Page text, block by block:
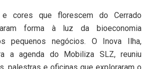
e cores que florescem do Cerrado
forma à luz da bioeconomia
pequenos negócios. O Inova Ilha,
a agenda do Mobiliza SLZ, reuniu